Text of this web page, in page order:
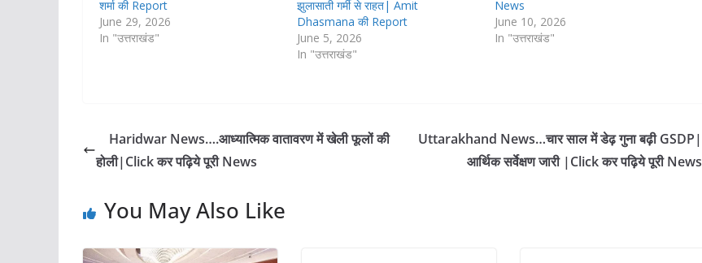
शर्मा की Report
June 29, 2026
In "उत्तराखंड"
झुलासाती गर्मी से राहत| Amit
Dhasmana की Report
June 5, 2026
In "उत्तराखंड"
News
June 10, 2026
In "उत्तराखंड"
Haridwar News….आध्यात्मिक वातावरण में खेली फूलों‌ की
होली|Click कर पढ़िये पूरी News
Uttarakhand News…चार साल में डेढ़ गुना बढ़ी GSDP|
आर्थिक सर्वेक्षण जारी |Click कर पढ़िये पूरी News
You May Also Like